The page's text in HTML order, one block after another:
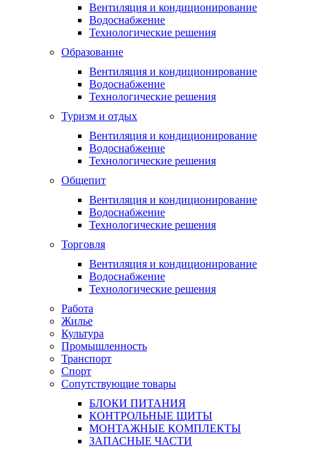
Вентиляция и кондиционирование
Водоснабжение
Технологические решения
Образование
Вентиляция и кондиционирование
Водоснабжение
Технологические решения
Туризм и отдых
Вентиляция и кондиционирование
Водоснабжение
Технологические решения
Общепит
Вентиляция и кондиционирование
Водоснабжение
Технологические решения
Торговля
Вентиляция и кондиционирование
Водоснабжение
Технологические решения
Работа
Жилье
Культура
Промышленность
Транспорт
Спорт
Сопутствующие товары
БЛОКИ ПИТАНИЯ
КОНТРОЛЬНЫЕ ЩИТЫ
МОНТАЖНЫЕ КОМПЛЕКТЫ
ЗАПАСНЫЕ ЧАСТИ